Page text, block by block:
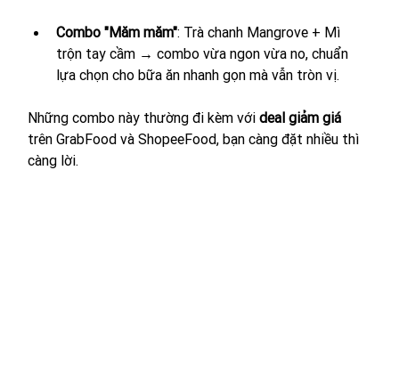
Combo "Măm măm": Trà chanh Mangrove + Mì
trộn tay cầm → combo vừa ngon vừa no, chuẩn
lựa chọn cho bữa ăn nhanh gọn mà vẫn tròn vị.
Những combo này thường đi kèm với deal giảm giá
trên GrabFood và ShopeeFood, bạn càng đặt nhiều thì
càng lời.